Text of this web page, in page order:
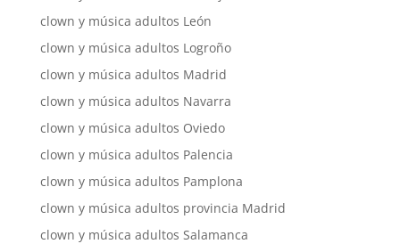
clown y música adultos León
clown y música adultos Logroño
clown y música adultos Madrid
clown y música adultos Navarra
clown y música adultos Oviedo
clown y música adultos Palencia
clown y música adultos Pamplona
clown y música adultos provincia Madrid
clown y música adultos Salamanca